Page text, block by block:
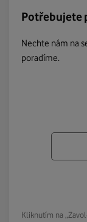
Potřebujete
Nechte nám na
poradíme.
Kliknutím na